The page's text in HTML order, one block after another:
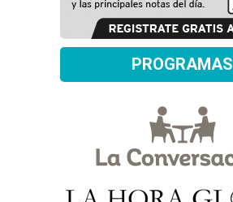
PROGRAMAS